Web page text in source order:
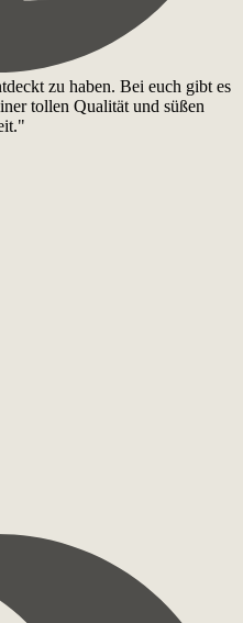
zu haben. Bei euch gibt es
tollen Qualität und süßen